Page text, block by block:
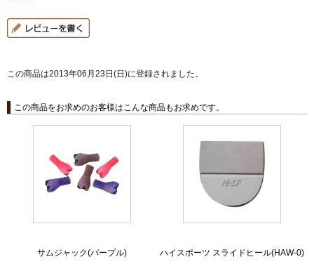
この商品は2013年06月23日(日)に登録されました。
この商品をお求めのお客様はこんな商品もお求めです。
サムジャック(パープル) ハイスポーツ スライドヒール(HAW-0)